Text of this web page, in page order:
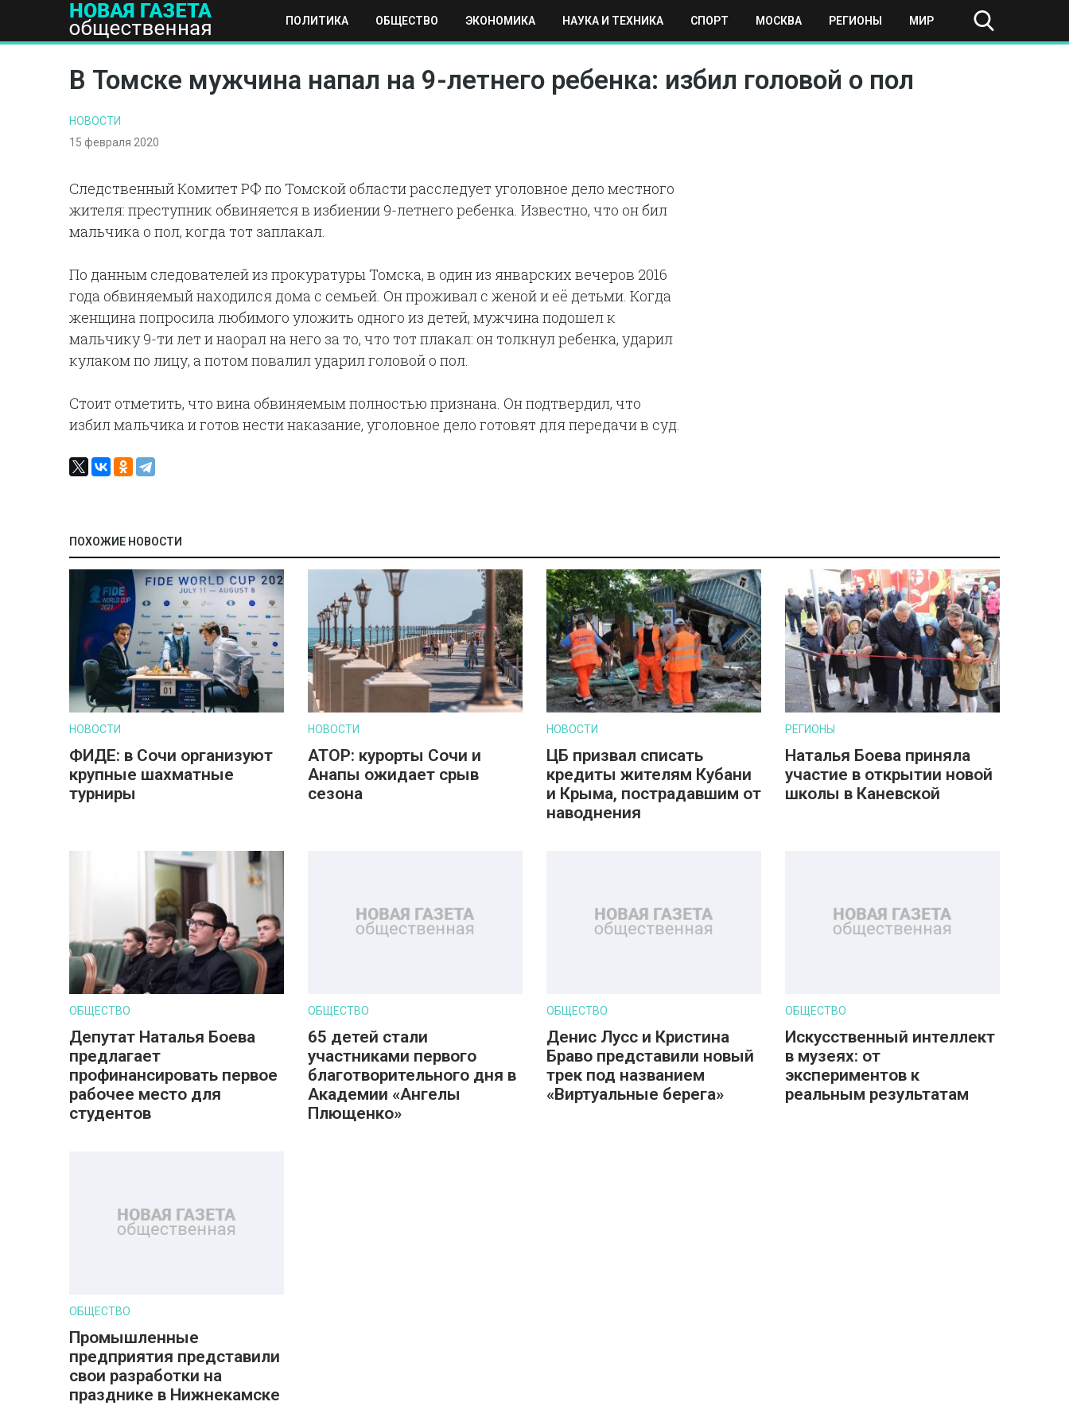
ПОЛИТИКА ОБЩЕСТВО ЭКОНОМИКА НАУКА И ТЕХНИКА СПОРТ МОСКВА РЕГИОНЫ МИР
ПОЛИТИКА ОБЩЕСТВО ЭКОНОМИКА НАУКА И ТЕХНИКА СПОРТ МОСКВА РЕГИОНЫ МИР
В Томске мужчина напал на 9-летнего ребенка: избил головой о пол
НОВОСТИ
15 февраля 2020
Следственный Комитет РФ по Томской области расследует уголовное дело местного
жителя: преступник обвиняется в избиении 9-летнего ребенка. Известно, что он бил
мальчика о пол, когда тот заплакал.
По данным следователей из прокуратуры Томска, в один из январских вечеров 2016
года обвиняемый находился дома с семьей. Он проживал с женой и её детьми. Когда
женщина попросила любимого уложить одного из детей, мужчина подошел к
мальчику 9-ти лет и наорал на него за то, что тот плакал: он толкнул ребенка, ударил
кулаком по лицу, а потом повалил ударил головой о пол.
Стоит отметить, что вина обвиняемым полностью признана. Он подтвердил, что
избил мальчика и готов нести наказание, уголовное дело готовят для передачи в суд.
ПОХОЖИЕ НОВОСТИ
НОВОСТИ
ФИДЕ: в Сочи организуют
крупные шахматные
турниры
НОВОСТИ
АТОР: курорты Сочи и
Анапы ожидает срыв
сезона
НОВОСТИ
ЦБ призвал списать
кредиты жителям Кубани
и Крыма, пострадавшим от
наводнения
РЕГИОНЫ
Наталья Боева приняла
участие в открытии новой
школы в Каневской
ОБЩЕСТВО
Депутат Наталья Боева
предлагает
профинансировать первое
рабочее место для
студентов
ОБЩЕСТВО
65 детей стали
участниками первого
благотворительного дня в
Академии «Ангелы
Плющенко»
ОБЩЕСТВО
Денис Лусс и Кристина
Браво представили новый
трек под названием
«Виртуальные берега»
ОБЩЕСТВО
Искусственный интеллект
в музеях: от
экспериментов к
реальным результатам
ОБЩЕСТВО
Промышленные
предприятия представили
свои разработки на
празднике в Нижнекамске